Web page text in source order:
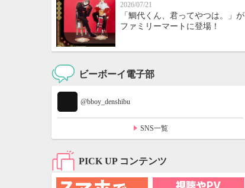
2026/07/21
「鯛代くん、君ってやつは。」が
ファミリーマートに登場！
ビーボーイ電子部
@bboy_denshibu
SNS一覧
PICK UP コンテンツ